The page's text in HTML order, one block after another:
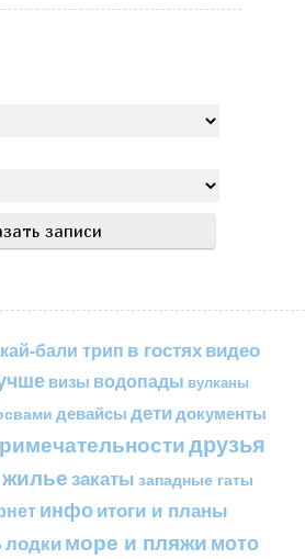
бали трип в гостяхвидео
визы водопады вулканы
девайсы детидокументы
друзья
жильезакаты западные гаты
инфоитоги и планы
лодкиморе и пляжимото